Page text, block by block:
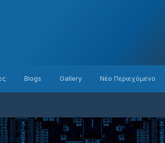
Blogs Gallery Νέο Περιεχόμενο